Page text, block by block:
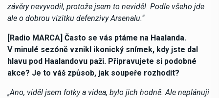
závěry nevyvodil, protože jsem to neviděl. Podle všeho jde
ale o dobrou vizitku defenzivy Arsenalu.“
[Radio MARCA] Často se vás ptáme na Haalanda.
V minulé sezóně vznikl ikonický snímek, kdy jste dal
hlavu pod Haalandovu paži. Připravujete si podobné
akce? Je to váš způsob, jak soupeře rozhodit?
„Ano, viděl jsem fotky a videa, bylo jich hodně. Ale neplánuji